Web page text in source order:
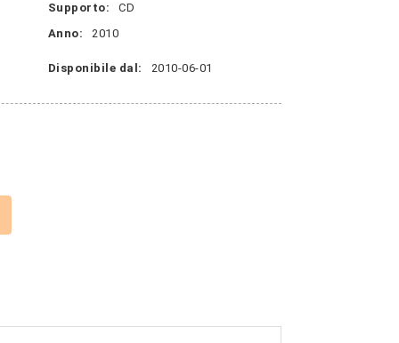
Supporto:
CD
Anno: 2010
Disponibile dal: 2010-06-01